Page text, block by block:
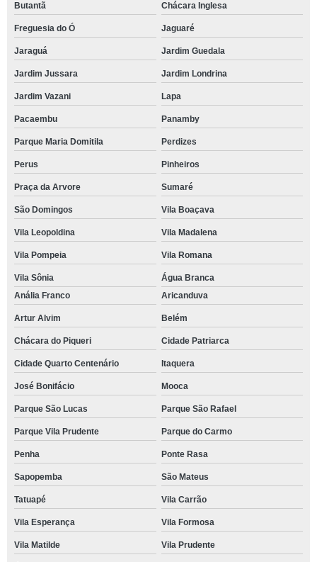
Butantã Chácara Inglesa
Freguesia do Ó Jaguaré
Jaraguá Jardim Guedala
Jardim Jussara Jardim Londrina
Jardim Vazani Lapa
Pacaembu Panamby
Parque Maria Domitila Perdizes
Perus Pinheiros
Praça da Arvore Sumaré
São Domingos Vila Boaçava
Vila Leopoldina Vila Madalena
Vila Pompeia Vila Romana
Vila Sônia
Água Branca
Anália Franco
Aricanduva
Artur Alvim Belém
Chácara do Piqueri Cidade Patriarca
Cidade Quarto Centenário Itaquera
José Bonifácio Mooca
Parque São Lucas Parque São Rafael
Parque Vila Prudente Parque do Carmo
Penha Ponte Rasa
Sapopemba São Mateus
Tatuapé Vila Carrão
Vila Esperança Vila Formosa
Vila Matilde Vila Prudente